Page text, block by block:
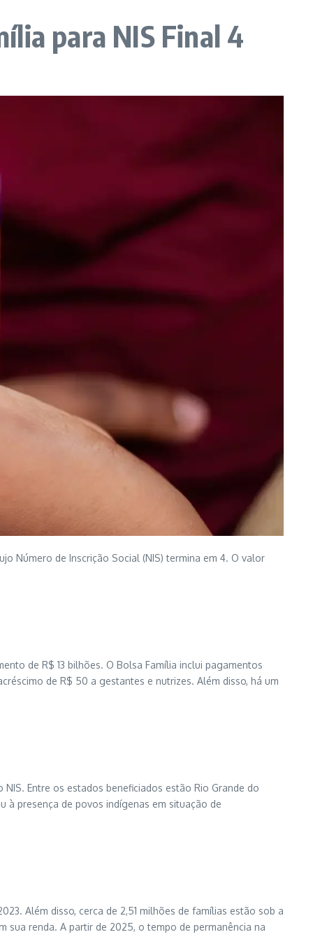
para NIS Final 4
Número de Inscrição Social (NIS) termina em 4. O valor
de R$ 13 bilhões. O Bolsa Família inclui pagamentos
de R$ 50 a gestantes e nutrizes. Além disso, há um
Entre os estados beneficiados estão Rio Grande do
à presença de povos indígenas em situação de
Além disso, cerca de 2,51 milhões de famílias estão sob a
renda. A partir de 2025, o tempo de permanência na